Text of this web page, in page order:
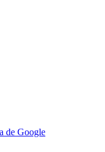
de Google